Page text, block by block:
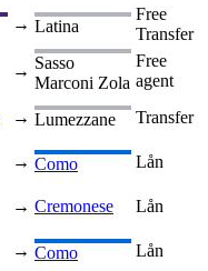
→ Latina
Free
Transfer
→ Sasso
Marconi Zola
Free
agent
→ Lumezzane
Transfer
→ Como
Lån
→ Cremonese
Lån
→ Como
Lån